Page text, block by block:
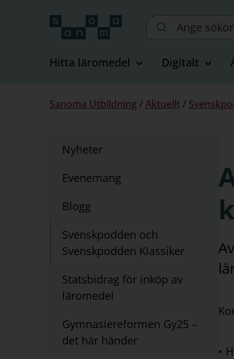
Sök
webbplatsen::
Hitta läromedel Digitalt
Du
Sanoma Utbildning /Aktuellt/
Undernavigering
"Aktuellt"
Nyheter
Evenemang
Blogg
Svenskpodden och
Svenskpodden Klassiker
Statsbidrag för inköp av
läromedel
Gymnasiereformen Gy25 –
det här händer
•